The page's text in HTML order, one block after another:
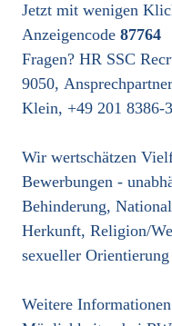
Jetzt mit wenigen
Anzeigencode 87764
Fragen? HR SSC
9050,
Klein, +49 201 8386-
Wir wertschätzen
Bewerbungen -
Behinderung,
Herkunft, Religion/
sexueller
Weitere